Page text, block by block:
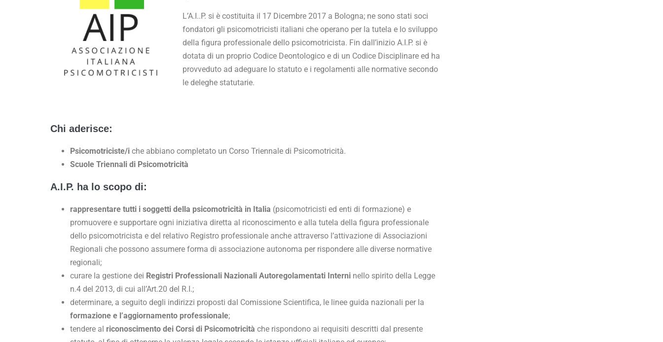
L’A.I..P. si è costituita il 17 Dicembre 2017 a Bologna; ne sono stati soci
fondatori gli psicomotricisti italiani che operano per la tutela e lo sviluppo
della figura professionale dello psicomotricista. Fin dall’inizio A.I.P. si è
dotata di un proprio Codice Deontologico e di un Codice Disciplinare ed ha
provveduto ad adeguare lo statuto e i regolamenti alle normative secondo
le deleghe statutarie.
Chi aderisce:
Psicomotriciste/i che abbiano completato un Corso Triennale di Psicomotricità.
Scuole Triennali di Psicomotricità
A.I.P. ha lo scopo di:
rappresentare tutti i soggetti della psicomotricità in Italia (psicomotricisti ed enti di formazione) e
promuovere e supportare ogni iniziativa diretta al riconoscimento e alla tutela della figura professionale
dello psicomotricista e del relativo Registro professionale anche attraverso l’attivazione di Associazioni
Regionali che possono assumere forma di associazione autonoma per rispondere alle diverse normative
regionali;
curare la gestione dei Registri Professionali Nazionali Autoregolamentati Interni nello spirito della Legge
n.4 del 2013, di cui all’Art.20 del R.I.;
determinare, a seguito degli indirizzi proposti dal Comissione Scientifica, le linee guida nazionali per la
formazione e l’aggiornamento professionale;
tendere al riconoscimento dei Corsi di Psicomotricità che rispondono ai requisiti descritti dal presente